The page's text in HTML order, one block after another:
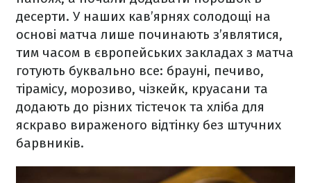
десерти. У наших кав’ярнях солодощі на
основі матча лише починають з’являтися,
тим часом в європейських закладах з матча
готують буквально все: брауні, печиво,
тірамісу, морозиво, чізкейк, круасани та
додають до різних тістечок та хліба для
яскраво вираженого відтінку без штучних
барвників.